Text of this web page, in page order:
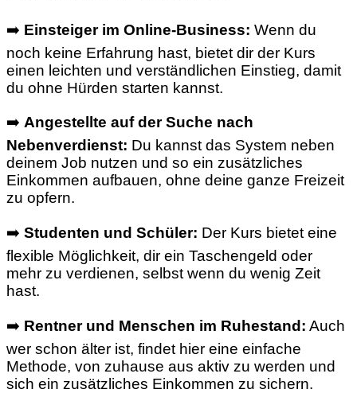
➡️ Einsteiger im Online-Business: Wenn du
noch keine Erfahrung hast, bietet dir der Kurs
einen leichten und verständlichen Einstieg, damit
du ohne Hürden starten kannst.
➡️ Angestellte auf der Suche nach
Nebenverdienst: Du kannst das System neben
deinem Job nutzen und so ein zusätzliches
Einkommen aufbauen, ohne deine ganze Freizeit
zu opfern.
➡️ Studenten und Schüler: Der Kurs bietet eine
flexible Möglichkeit, dir ein Taschengeld oder
mehr zu verdienen, selbst wenn du wenig Zeit
hast.
➡️ Rentner und Menschen im Ruhestand: Auch
wer schon älter ist, findet hier eine einfache
Methode, von zuhause aus aktiv zu werden und
sich ein zusätzliches Einkommen zu sichern.